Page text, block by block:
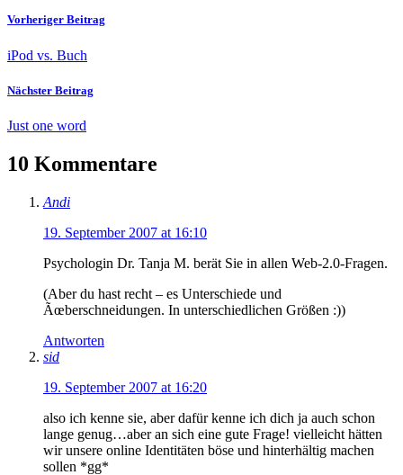
Vorheriger Beitrag
iPod vs. Buch
Nächster Beitrag
Just one word
10 Kommentare
Andi
19. September 2007 at 16:10
Psychologin Dr. Tanja M. berät Sie in allen Web-2.0-Fragen.
(Aber du hast recht – es Unterschiede und
Ãœberschneidungen. In unterschiedlichen Größen :))
Antworten
sid
19. September 2007 at 16:20
also ich kenne sie, aber dafür kenne ich dich ja auch schon
lange genug…aber an sich eine gute Frage! vielleicht hätten
wir unsere online Identitäten böse und hinterhältig machen
sollen *gg*